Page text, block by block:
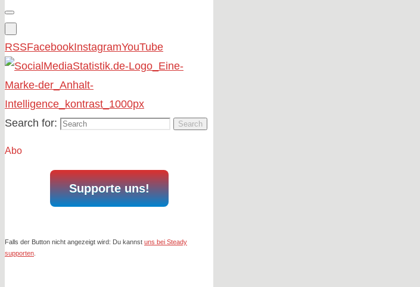
RSSFacebookInstagramYouTube
Search for: Search
Abo
Supporte uns!
Falls der Button nicht angezeigt wird: Du kannst uns bei Steady
supporten